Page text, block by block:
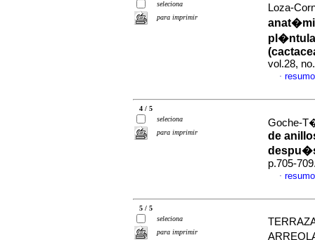
seleciona
para imprimir
Loza-
vol.28,
·
4 / 5
seleciona
para imprimir
Goche-
de
p.705-
·
5 / 5
seleciona
para imprimir